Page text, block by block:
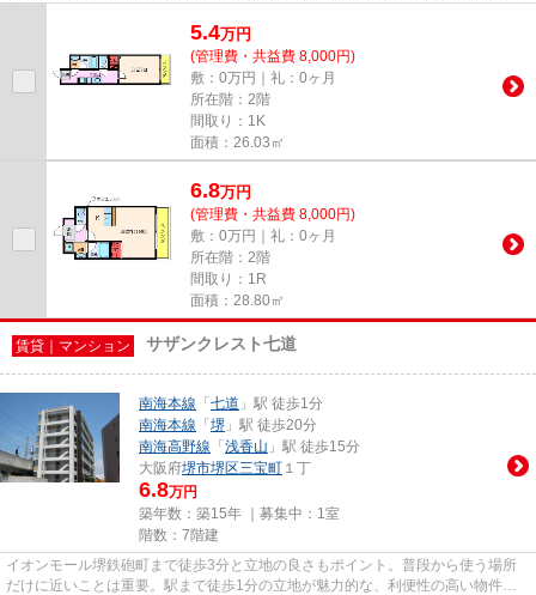
5.4万円
(管理費・共益費 8,000円)
敷：0万円｜礼：0ヶ月
所在階：2階
間取り：1K
面積：26.03㎡
6.8万円
(管理費・共益費 8,000円)
敷：0万円｜礼：0ヶ月
所在階：2階
間取り：1R
面積：28.80㎡
賃貸｜マンション サザンクレスト七道
南海本線 「 七道 」駅 徒歩1分
南海本線 「 堺 」駅 徒歩20分
南海高野線 「 浅香山 」駅 徒歩15分
大阪府堺市堺区三宝町 １丁
6.8万円
築年数：築15年 ｜募集中： 1室
階数：7階建
イオンモール堺鉄砲町まで徒歩3分と立地の良さもポイント。普段から使う場所
だけに近いことは重要。駅まで徒歩1分の立地が魅力的な、利便性の高い物件で